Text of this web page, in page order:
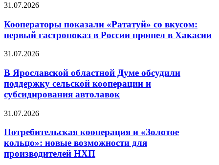
31.07.2026
Кооператоры показали «Рататуй» со вкусом:
первый гастропоказ в России прошел в Хакасии
31.07.2026
В Ярославской областной Думе обсудили
поддержку сельской кооперации и
субсидирования автолавок
31.07.2026
Потребительская кооперация и «Золотое
кольцо»: новые возможности для
производителей НХП